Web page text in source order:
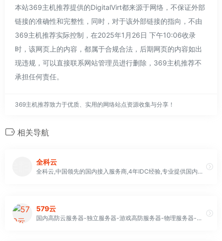
本站369主机推荐提供的DigitalVirt都来源于网络，不保证外部
链接的准确性和完整性，同时，对于该外部链接的指向，不由
369主机推荐实际控制，在2025年1月26日 下午10:06收录
时，该网页上的内容，都属于合规合法，后期网页的内容如出
现违规，可以直接联系网站管理员进行删除，369主机推荐不
承担任何责任。
369主机推荐致力于优质、实用的网络站点资源收集与分享！
相关导航
全科云
全科云,中国领先的国内接入服务商,4年IDC经验,专业提供国内服务器租用,高防VPS,抗攻击VPS服务器,扬州服务器,绍兴服务器,枣庄服务器,服务器租用,等等等服务!
579云
国内高防云服务器-独立服务器-游戏高防服务器-物理服务器-海外免备案服务器-站群服务器